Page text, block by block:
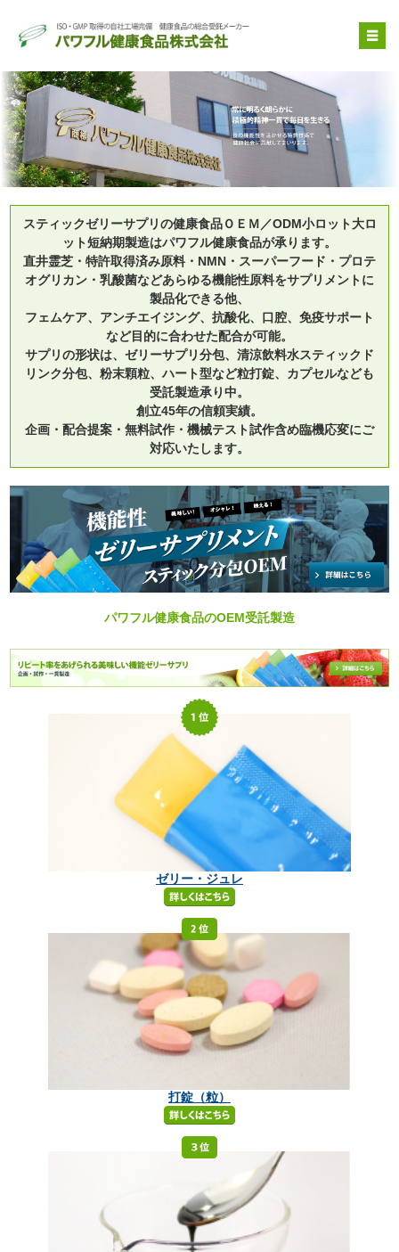
OEM受託製造
原料提供
品質管理・取得特許
自社健康食品
企業情報
スティックゼリーサプリの健康食品ＯＥＭ／ODM小ロット大ロ
ット短納期製造はパワフル健康食品が承ります。
直井霊芝・特許取得済み原料・NMN・スーパーフード・プロテ
オグリカン・乳酸菌などあらゆる機能性原料をサプリメントに
製品化できる他、
フェムケア、アンチエイジング、抗酸化、口腔、免疫サポート
など目的に合わせた配合が可能。
サプリの形状は、ゼリーサプリ分包、清涼飲料水スティックド
リンク分包、粉末顆粒、ハート型など粒打錠、カプセルなども
受託製造承り中。
創立45年の信頼実績。
企画・配合提案・無料試作・機械テスト試作含め臨機応変にご
対応いたします。
パワフル健康食品のOEM受託製造
ゼリー・ジュレ
打錠（粒）